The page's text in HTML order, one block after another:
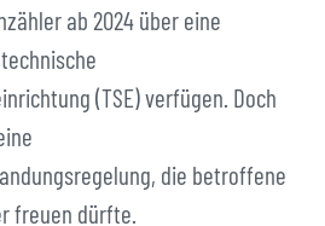
ab 2024 über eine
(TSE) verfügen. Doch
die betroffene
freuen dürfte.